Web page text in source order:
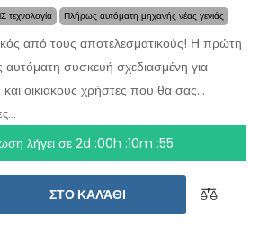
Πλήρως αυτόματη μηχανής νέας γενιάς
από τους αποτελεσματικούς! Η πρώτη
συσκευή σχεδιασμένη για
και οικιακούς χρήστες που θα σας
για μήνες
ορίζετε ποιο σημείο του σώματός
από την εφίδρωση και ο
παλμών
λήγει σε 2d :00h :10m :55
ΣΤΟ ΚΑΛΆΘΙ